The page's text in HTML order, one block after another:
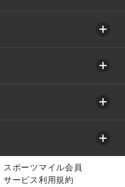
スポーツマイル会員
サービス利用規約